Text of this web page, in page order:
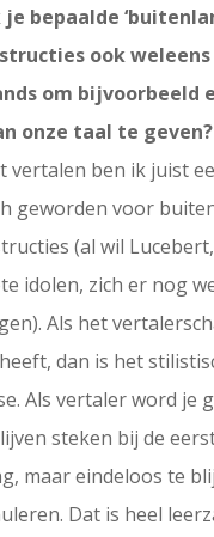
bepaalde
ook
om bijvoorbeeld
onze taal te geven?
vertalen ben ik juist
geworden voor
(al wil
idolen, zich er nog
Als het
dan is het
Als vertaler word je
steken bij de
maar eindeloos te
Dat is heel